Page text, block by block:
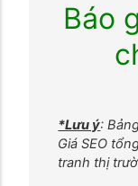
Báo
*Lưu ý:
Giá SEO
tranh thị